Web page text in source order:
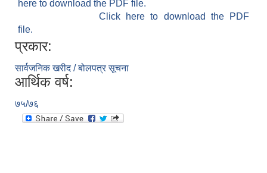
here to download the PDF file.
Click here to download the PDF
file.
प्रकार:
सार्वजनिक खरीद / बोलपत्र सूचना
आर्थिक वर्ष:
७५/७६